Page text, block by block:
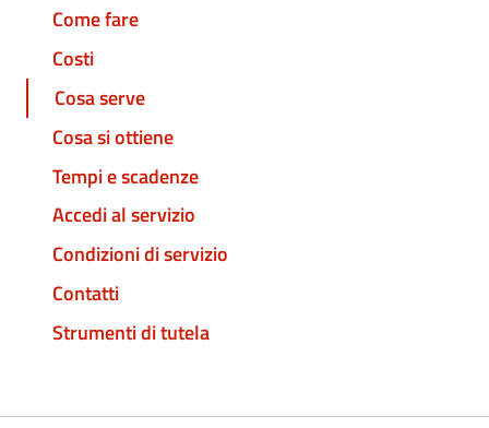
Come fare
Costi
Cosa serve
Cosa si ottiene
Tempi e scadenze
Accedi al servizio
Condizioni di servizio
Contatti
Strumenti di tutela